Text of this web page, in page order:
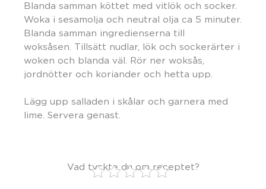
Blanda samman köttet med vitlök och socker.
Woka i sesamolja och neutral olja ca 5 minuter.
Blanda samman ingredienserna till
woksåsen. Tillsätt nudlar, lök och sockerärter i
woken och blanda väl. Rör ner woksås,
jordnötter och koriander och hetta upp.
Lägg upp salladen i skålar och garnera med
lime. Servera genast.
Vad tyckte du om receptet?